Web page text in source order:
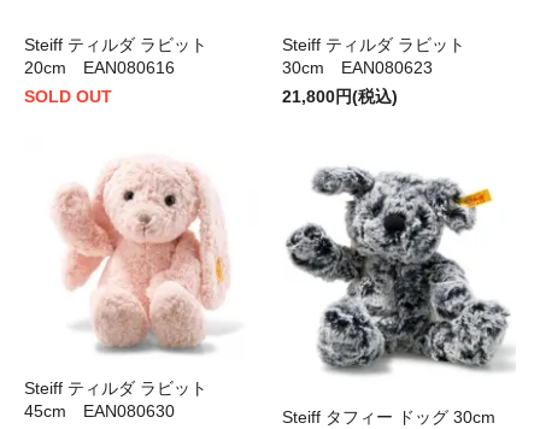
Steiff ティルダ ラビット
20cm EAN080616
SOLD OUT
Steiff ティルダ ラビット
30cm EAN080623
21,800円(税込)
Steiff ティルダ ラビット
45cm EAN080630
Steiff タフィー ドッグ 30cm